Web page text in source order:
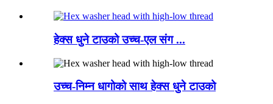
हेक्स धुने टाउको उच्च-एल संग ...
उच्च-निम्न धागोको साथ हेक्स धुने टाउको